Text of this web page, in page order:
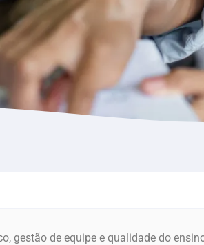
gestão de equipe e qualidade do